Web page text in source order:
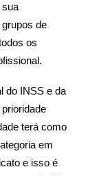
sua
de
os
do INSS e da
terá como
em
e isso é